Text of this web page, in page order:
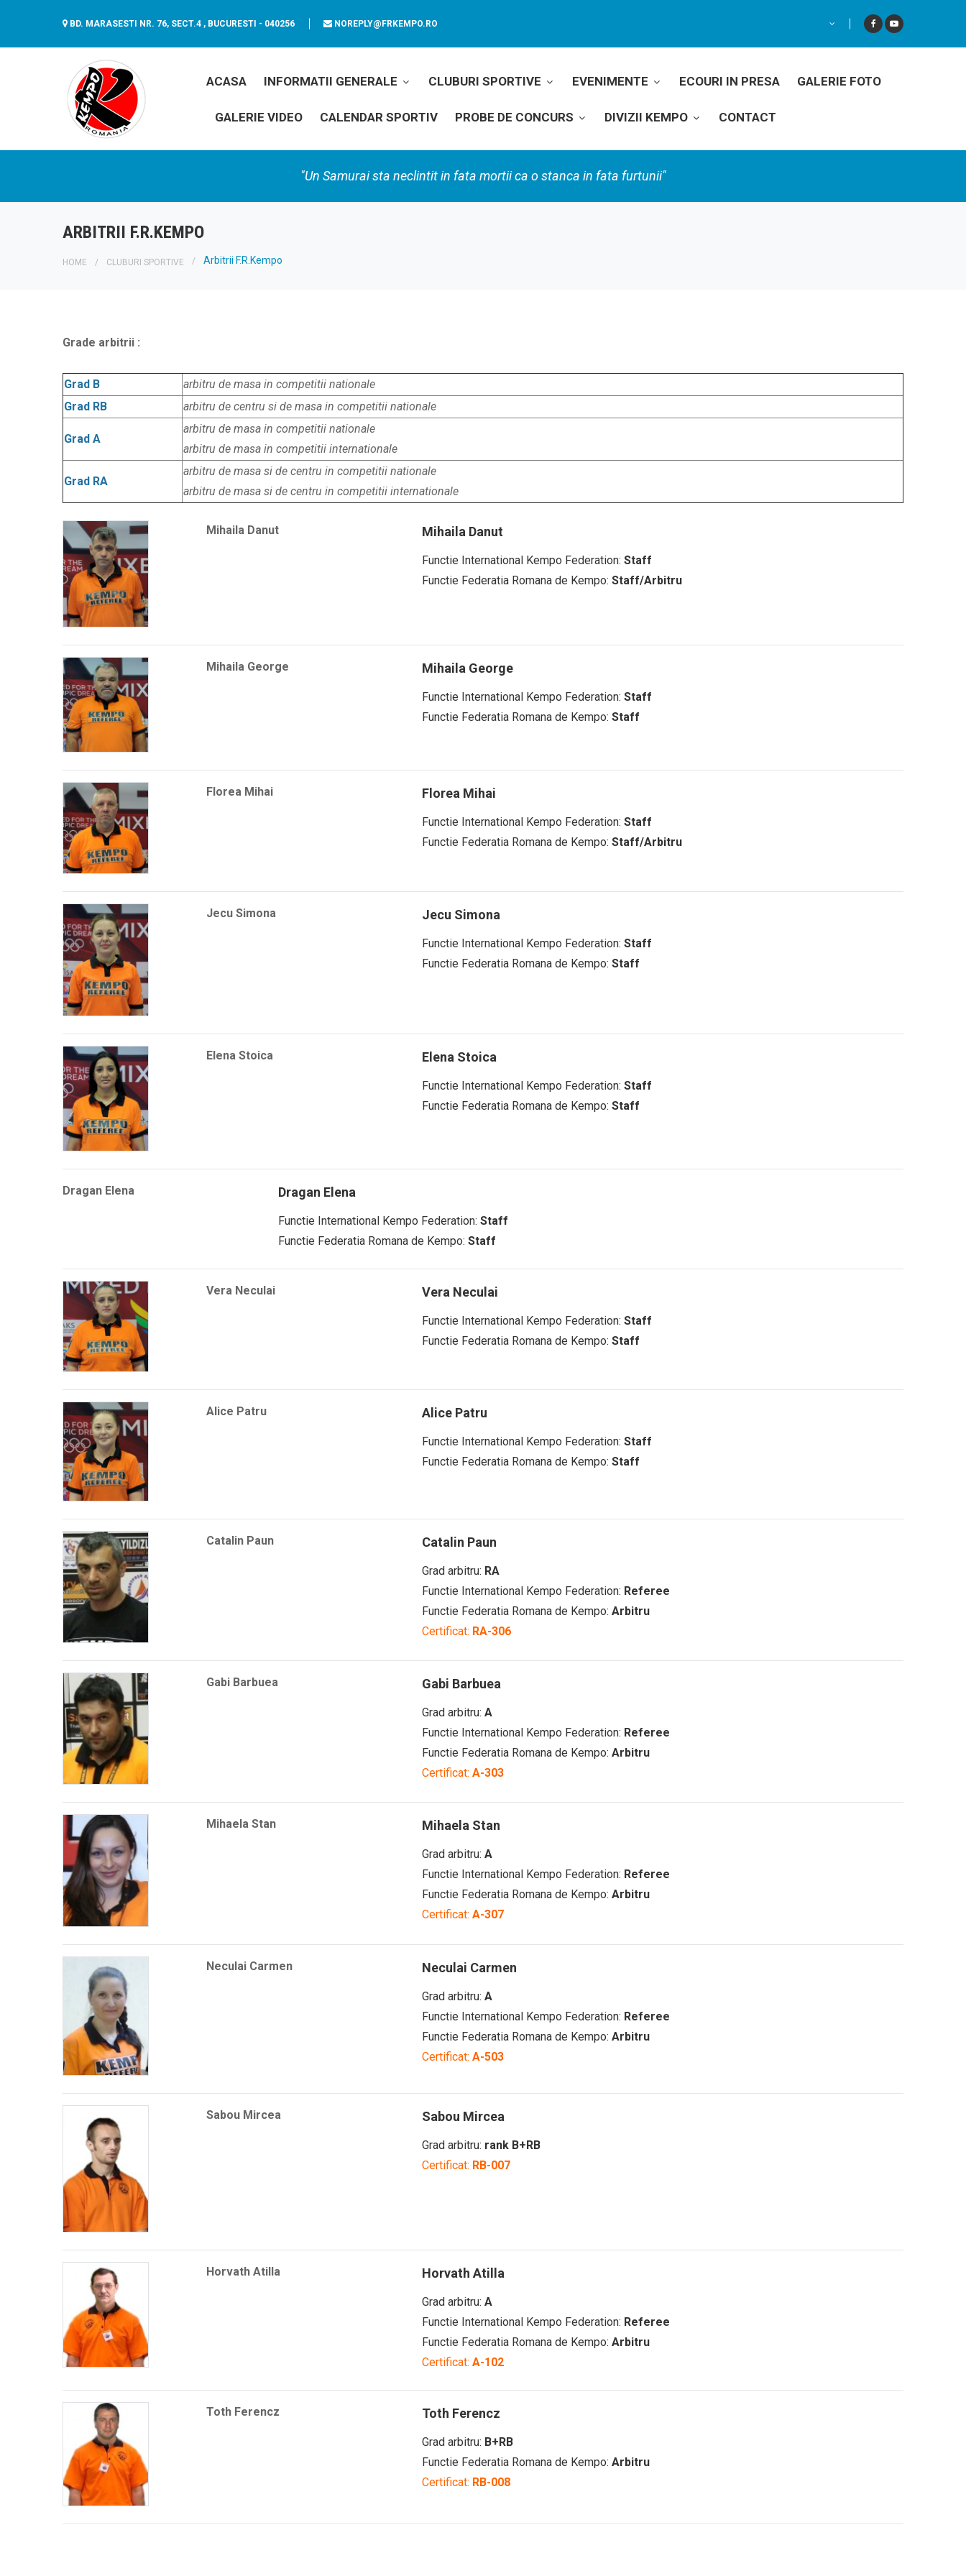
BD. MARASESTI NR. 76, SECT.4 , BUCURESTI - 040256 NOREPLY@FRKEMPO.RO
ACASA INFORMATII GENERALE CLUBURI SPORTIVE EVENIMENTE ECOURI IN PRESA GALERIE FOTO
GALERIE VIDEO CALENDAR SPORTIV PROBE DE CONCURS DIVIZII KEMPO CONTACT
"Un Samurai sta neclintit in fata mortii ca o stanca in fata furtunii"
ARBITRII F.R.KEMPO
HOME CLUBURI SPORTIVE Arbitrii F.R.Kempo
Grade arbitrii :
Grad B
arbitru de masa in competitii nationale
Grad RB arbitru de centru si de masa in competitii nationale
Grad A
arbitru de masa in competitii nationale
arbitru de masa in competitii internationale
Grad RA
arbitru de masa si de centru in competitii nationale
arbitru de masa si de centru in competitii internationale
Mihaila Danut Mihaila Danut
Functie International Kempo Federation: Staff
Functie Federatia Romana de Kempo: Staff/Arbitru
Mihaila George Mihaila George
Functie International Kempo Federation: Staff
Functie Federatia Romana de Kempo: Staff
Florea Mihai Florea Mihai
Functie International Kempo Federation: Staff
Functie Federatia Romana de Kempo: Staff/Arbitru
Jecu Simona Jecu Simona
Functie International Kempo Federation: Staff
Functie Federatia Romana de Kempo: Staff
Elena Stoica Elena Stoica
Functie International Kempo Federation: Staff
Functie Federatia Romana de Kempo: Staff
Dragan Elena Dragan Elena
Functie International Kempo Federation: Staff
Functie Federatia Romana de Kempo: Staff
Vera Neculai Vera Neculai
Functie International Kempo Federation: Staff
Functie Federatia Romana de Kempo: Staff
Alice Patru Alice Patru
Functie International Kempo Federation: Staff
Functie Federatia Romana de Kempo: Staff
Catalin Paun Catalin Paun
Grad arbitru: RA
Functie International Kempo Federation: Referee
Functie Federatia Romana de Kempo: Arbitru
Certificat: RA-306
Gabi Barbuea Gabi Barbuea
Grad arbitru: A
Functie International Kempo Federation: Referee
Functie Federatia Romana de Kempo: Arbitru
Certificat: A-303
Mihaela Stan Mihaela Stan
Grad arbitru: A
Functie International Kempo Federation: Referee
Functie Federatia Romana de Kempo: Arbitru
Certificat: A-307
Neculai Carmen Neculai Carmen
Grad arbitru: A
Functie International Kempo Federation: Referee
Functie Federatia Romana de Kempo: Arbitru
Certificat: A-503
Sabou Mircea Sabou Mircea
Grad arbitru: rank B+RB
Certificat: RB-007
Horvath Atilla Horvath Atilla
Grad arbitru: A
Functie International Kempo Federation: Referee
Functie Federatia Romana de Kempo: Arbitru
Certificat: A-102
Toth Ferencz Toth Ferencz
Grad arbitru: B+RB
Functie Federatia Romana de Kempo: Arbitru
Certificat: RB-008